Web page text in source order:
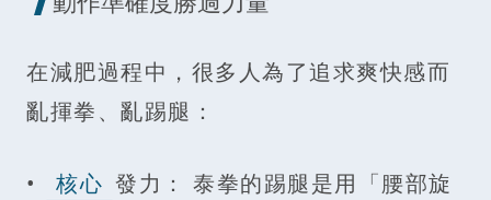
在減肥過程中，很多人為了追求爽快感而
亂揮拳、亂踢腿：
• 核心 發力： 泰拳的踢腿是用「腰部旋